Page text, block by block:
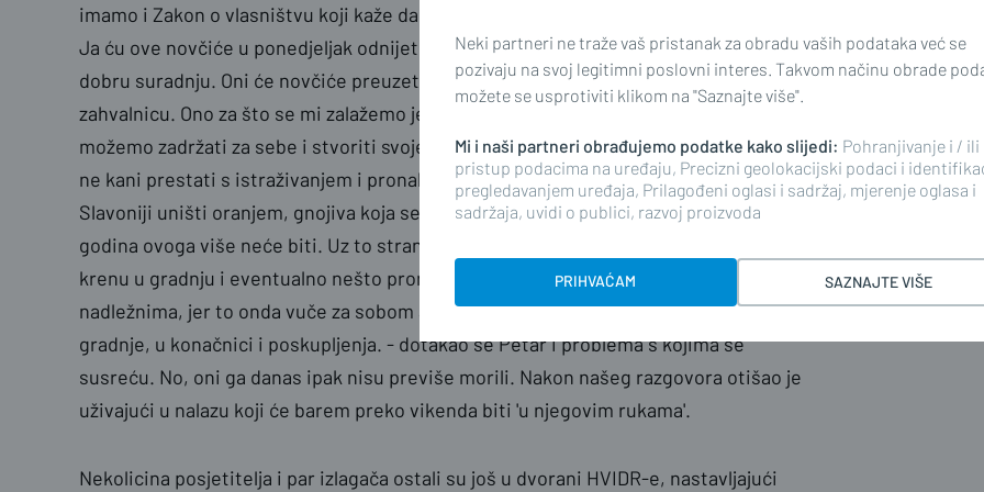
imamo i Zakon o vlasništvu koji kaže da za sve što nađete imate pravo na nagradu.
Ja ću ove novčiće u ponedjeljak odnijeti u Muzej Brodskog Posavlja s kojim imamo
dobru suradnju. Oni će novčiće preuzeti, a ja ću dobiti potvrdu o donaciji i
zahvalnicu. Ono za što se mi zalažemo je da te predmete, pod određenim uvjetima,
možemo zadržati za sebe i stvoriti svoje mikro zbirke. - ističe Petar dodajući kako
ne kani prestati s istraživanjem i pronalaskom novčića. - Puno se toga ovdje u
Slavoniji uništi oranjem, gnojiva koja se koriste nagrizaju broncu, tako da za 50
godina ovoga više neće biti. Uz to strancima je dozvoljena kupovina zemlje. Kada
krenu u gradnju i eventualno nešto pronađu pitanje je tko će to prijaviti
nadležnima, jer to onda vuče za sobom arheološka istraživanja, produljenje roka
gradnje, u konačnici i poskupljenja. - dotakao se Petar i problema s kojima se
susreću. No, oni ga danas ipak nisu previše morili. Nakon našeg razgovora otišao je
uživajući u nalazu koji će barem preko vikenda biti 'u njegovim rukama'.
Nekolicina posjetitelja i par izlagača ostali su još u dvorani HVIDR-e, nastavljajući
Neki partneri ne traže vaš pristanak za obradu vaših podataka već se
pozivaju na svoj legitimni poslovni interes. Takvom načinu obrade
možete se usprotiviti klikom na "Saznajte više".
Mi i naši partneri obrađujemo podatke kako slijedi: Pohranjivanje i / ili
pristup podacima na uređaju, Precizni geolokacijski podaci i
pregledavanjem uređaja, Prilagođeni oglasi i sadržaj, mjerenje oglasa i
sadržaja, uvidi o publici, razvoj proizvoda
PRIHVAĆAM SAZNAJTE VIŠE